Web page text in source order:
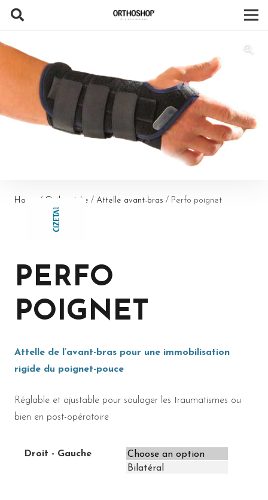
Home / Orthopédie / Attelle avant-bras / Perfo poignet
PERFO
POIGNET
Attelle de l’avant-bras pour une immobilisation
rigide du poignet-pouce
Réglable et ajustable pour soulager les traumatismes ou
bien en post-opératoire
Droit - Gauche